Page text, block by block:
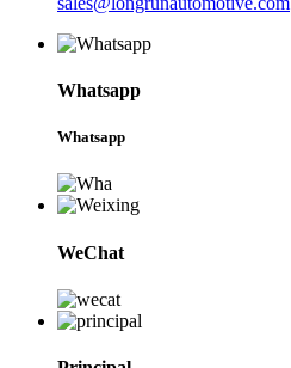
Whatsapp
Whatsapp
WeChat